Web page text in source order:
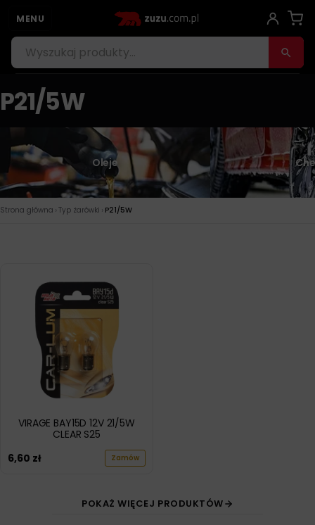
MENU
P21/5W
Oleje
Strona główna › Typ żarówki › P21/5W
VIRAGE BAY15D 12V 21/5W
CLEAR S25
6,60 zł Zamów
POKAŻ WIĘCEJ PRODUKTÓW